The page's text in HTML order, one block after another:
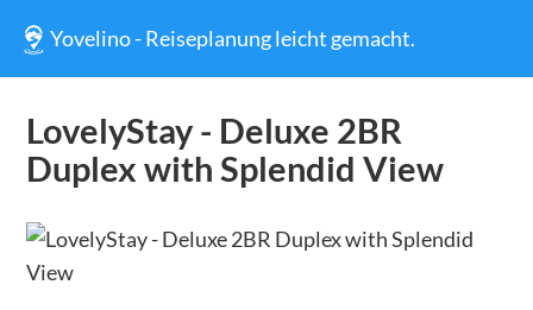
Yovelino - Reiseplanung leicht gemacht.
LovelyStay - Deluxe 2BR
Duplex with Splendid View